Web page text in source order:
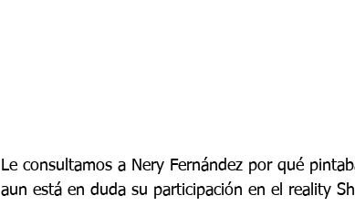
Le consultamos a Nery Fernández por qué
aun está en duda su participación en el reality